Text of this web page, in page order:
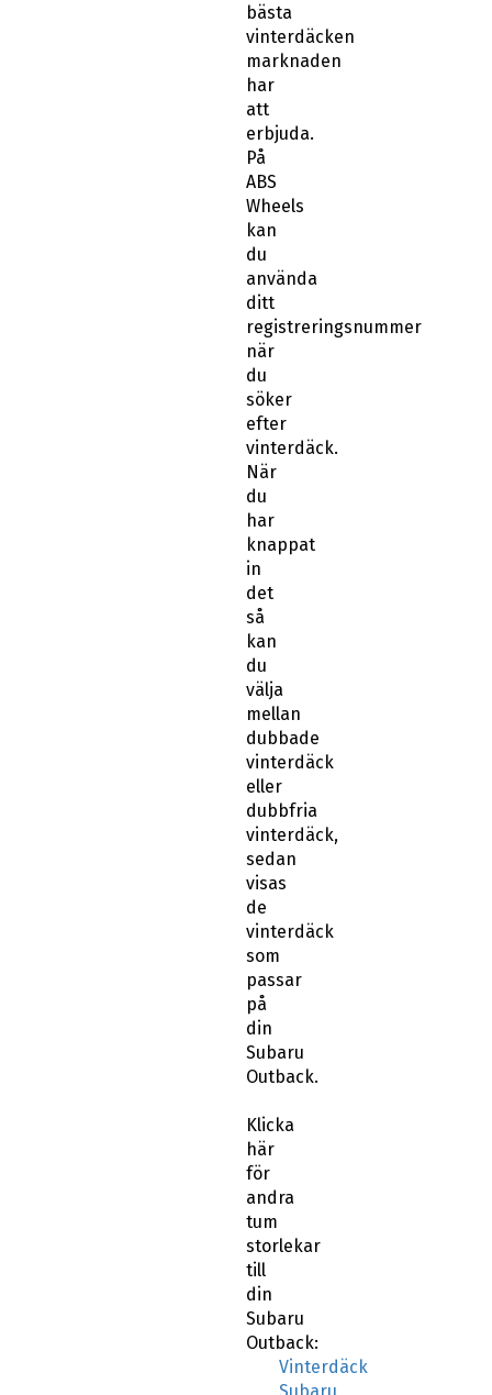
bästa
vinterdäcken
marknaden
har
att
erbjuda.
På
ABS
Wheels
kan
du
använda
ditt
registreringsnummer
när
du
söker
efter
vinterdäck.
När
du
har
knappat
in
det
så
kan
du
välja
mellan
dubbade
vinterdäck
eller
dubbfria
vinterdäck,
sedan
visas
de
vinterdäck
som
passar
på
din
Subaru
Outback.
Klicka
här
för
andra
tum
storlekar
till
din
Subaru
Outback:
Vinterdäck
Subaru